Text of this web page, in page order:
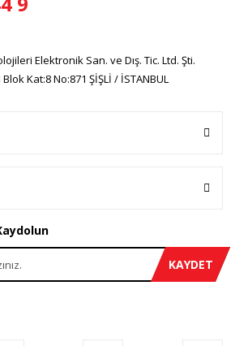
Elektronik San. ve Dış. Tic. Ltd. Şti.
Kat:8 No:871 ŞİŞLİ / İSTANBUL
KAYDET